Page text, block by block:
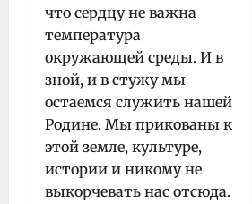
что сердцу не важна
температура
окружающей среды. И в
зной, и в стужу мы
остаемся служить нашей
Родине. Мы прикованы к
этой земле, культуре,
истории и никому не
выкорчевать нас отсюда.